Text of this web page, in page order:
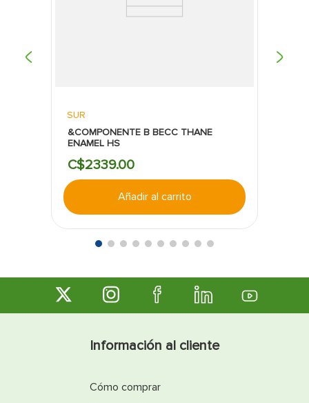
SUR
&COMPONENTE B BECC THANE
ENAMEL HS
C$2339.00
Añadir al carrito
Información al cliente
Cómo comprar